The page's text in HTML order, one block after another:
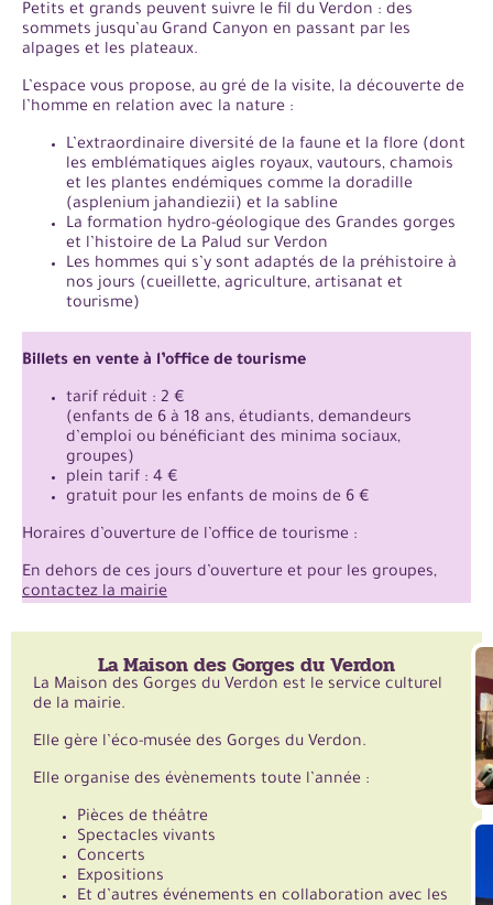
Petits et grands peuvent suivre le fil du Verdon : des
sommets jusqu’au Grand Canyon en passant par les
alpages et les plateaux.
L’espace vous propose, au gré de la visite, la découverte de
l’homme en relation avec la nature :
L’extraordinaire diversité de la faune et la flore (dont
les emblématiques aigles royaux, vautours, chamois
et les plantes endémiques comme la doradille
(asplenium jahandiezii) et la sabline
La formation hydro-géologique des Grandes gorges
et l’histoire de La Palud sur Verdon
Les hommes qui s’y sont adaptés de la préhistoire à
nos jours (cueillette, agriculture, artisanat et
tourisme)
Billets en vente à l’office de tourisme
tarif réduit : 2 €
(enfants de 6 à 18 ans, étudiants, demandeurs
d’emploi ou bénéficiant des minima sociaux,
groupes)
plein tarif : 4 €
gratuit pour les enfants de moins de 6 €
Horaires d’ouverture de l’office de tourisme :
En dehors de ces jours d’ouverture et pour les groupes,
contactez la mairie
La Maison des Gorges du Verdon
La Maison des Gorges du Verdon est le service culturel
de la mairie.
Elle gère l’éco-musée des Gorges du Verdon.
Elle organise des évènements toute l’année :
Pièces de théâtre
Spectacles vivants
Concerts
Expositions
Et d’autres événements en collaboration avec les